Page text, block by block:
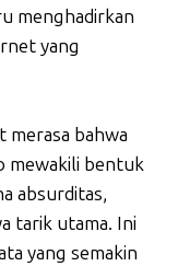
menghadirkan
yang
merasa bahwa
mewakili bentuk
absurditas,
tarik utama. Ini
yang semakin